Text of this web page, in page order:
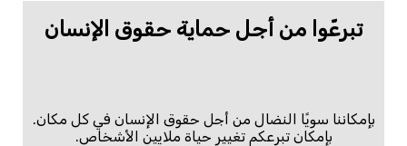
تبرعّوا من أجل حماية حقوق الإنسان
بإمكاننا سويًا النضال من أجل حقوق الإنسان في كل مكان.
بإمكان تبرعكم تغيير حياة ملايين الأشخاص.